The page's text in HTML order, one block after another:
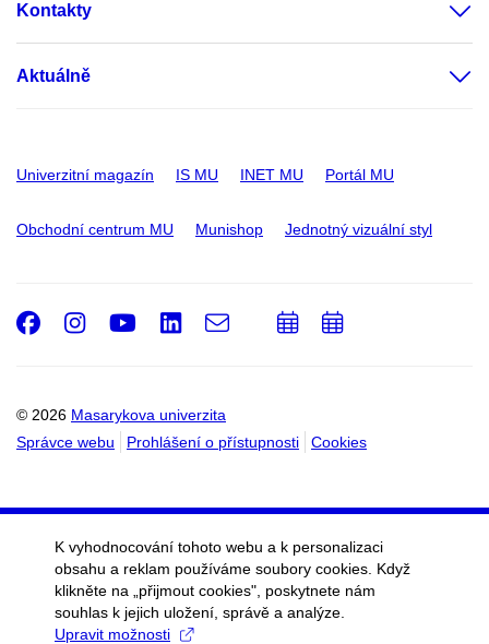
Kontakty
Aktuálně
Univerzitní magazín IS MU INET MU Portál MU
Obchodní centrum MU Munishop Jednotný vizuální styl
© 2026 Masarykova univerzita
Správce webu
Prohlášení o přístupnosti Cookies
Facebook
Instagram
Youtube
LinkedIn
e-
PřidatPřidat
K vyhodnocování tohoto webu a k personalizaci
obsahu a reklam používáme soubory cookies. Když
klikněte na „přijmout cookies", poskytnete nám
souhlas k jejich uložení, správě a analýze.
Upravit možnosti